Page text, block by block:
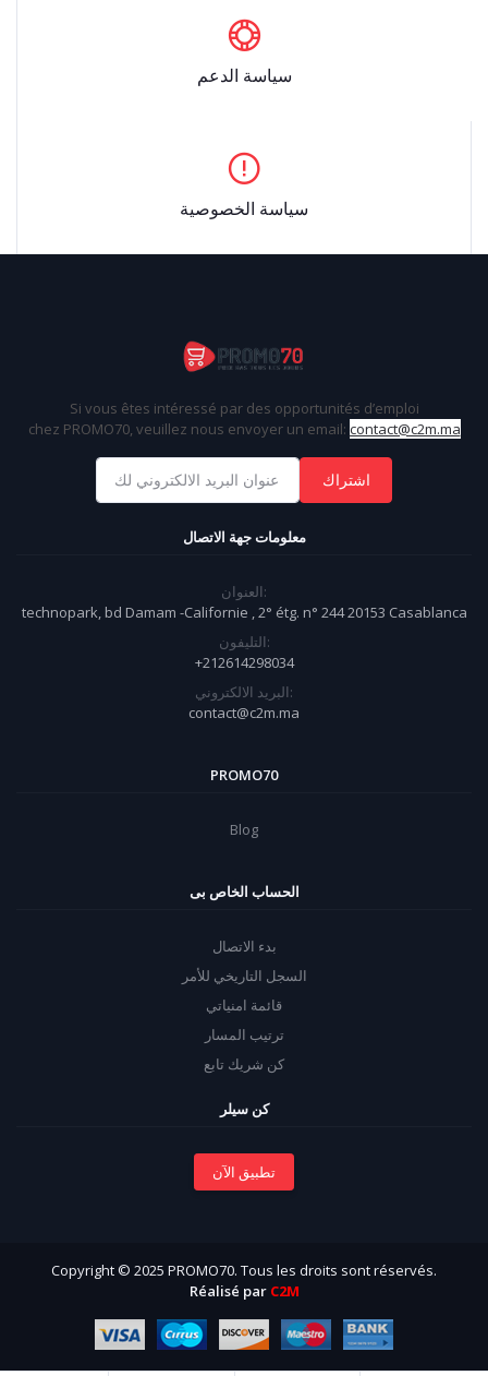
سياسة الدعم
سياسة الخصوصية
Si vous êtes intéressé par des opportunités d’emploi
chez PROMO70, veuillez nous envoyer un email: contact@c2m.ma
اشتراك
معلومات جهة الاتصال
العنوان:
technopark, bd Damam -Californie , 2° étg. n° 244 20153 Casablanca
التليفون:
+212614298034
البريد الالكتروني:
contact@c2m.ma
PROMO70
Blog
الحساب الخاص بى
بدء الاتصال
السجل التاريخي للأمر
قائمة امنياتي
ترتيب المسار
كن شريك تابع
كن سيلر
تطبيق الآن
Copyright © 2025 PROMO70. Tous les droits sont réservés.
Réalisé par C2M